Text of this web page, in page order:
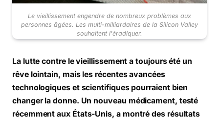
Le vieillissement engendre de nombreux problèmes aux
personnes âgées. Les multi-milliardaires de la Silicon Valley
souhaitent l'éradiquer.
La lutte contre le vieillissement a toujours été un
rêve lointain, mais les récentes avancées
technologiques et scientifiques pourraient bien
changer la donne. Un nouveau médicament, testé
récemment aux États-Unis, a montré des résultats